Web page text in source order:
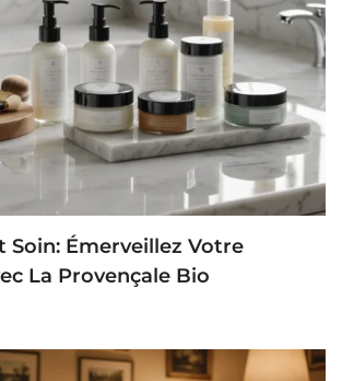
Soin: Émerveillez Votre
La Provençale Bio